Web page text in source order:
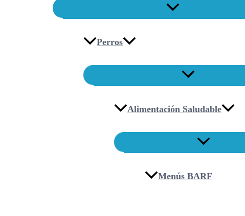
Perros
Alimentación Saludable
Menús BARF